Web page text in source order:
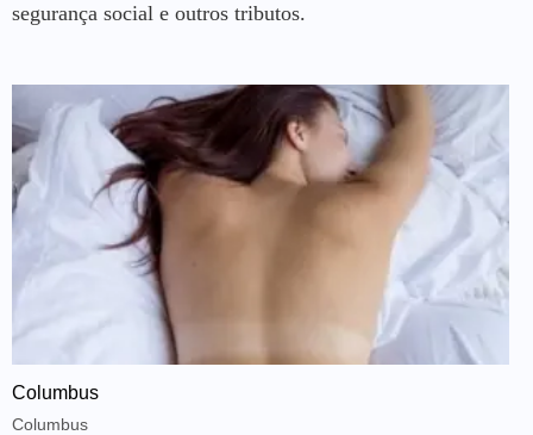
segurança social e outros tributos.
Columbus
Columbus